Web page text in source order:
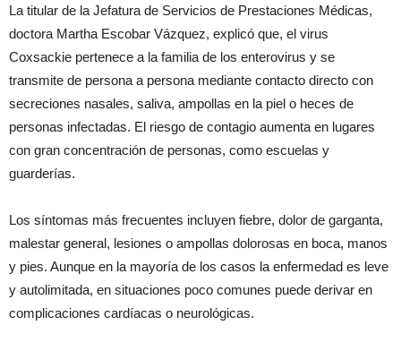
La titular de la Jefatura de Servicios de Prestaciones Médicas,
doctora Martha Escobar Vázquez, explicó que, el virus
Coxsackie pertenece a la familia de los enterovirus y se
transmite de persona a persona mediante contacto directo con
secreciones nasales, saliva, ampollas en la piel o heces de
personas infectadas. El riesgo de contagio aumenta en lugares
con gran concentración de personas, como escuelas y
guarderías.
Los síntomas más frecuentes incluyen fiebre, dolor de garganta,
malestar general, lesiones o ampollas dolorosas en boca, manos
y pies. Aunque en la mayoría de los casos la enfermedad es leve
y autolimitada, en situaciones poco comunes puede derivar en
complicaciones cardíacas o neurológicas.